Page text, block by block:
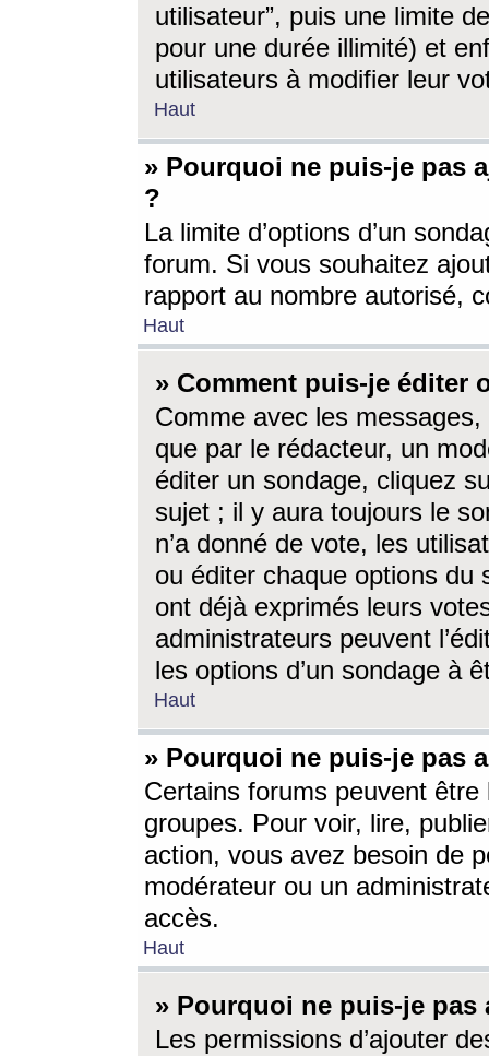
utilisateur”, puis une limite
pour une durée illimité) et
utilisateurs à modifier leur
Haut
» Pourquoi ne puis-je pas
?
La limite d’options d’un
forum. Si vous souhaitez
rapport au nombre autorisé,
Haut
» Comment puis-je éditer
Comme avec les
que par le rédacteur, un
éditer un sondage, cliquez
sujet ; il y aura toujours le
n’a donné de vote, les
ou éditer chaque options du
ont déjà exprimés leurs
administrateurs peuvent
les options d’un sondage à
Haut
» Pourquoi ne puis-je pas
Certains forums peuvent être
groupes. Pour voir, lire,
action, vous avez besoin de
modérateur ou un
accès.
Haut
» Pourquoi ne puis-je
Les permissions d’ajouter